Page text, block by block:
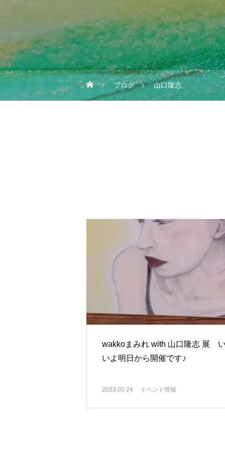
ブログ 山口隆志
wakkoまみれ with 山口隆志 展
いよ明日から開催です♪
2023.05.24 イベント情報